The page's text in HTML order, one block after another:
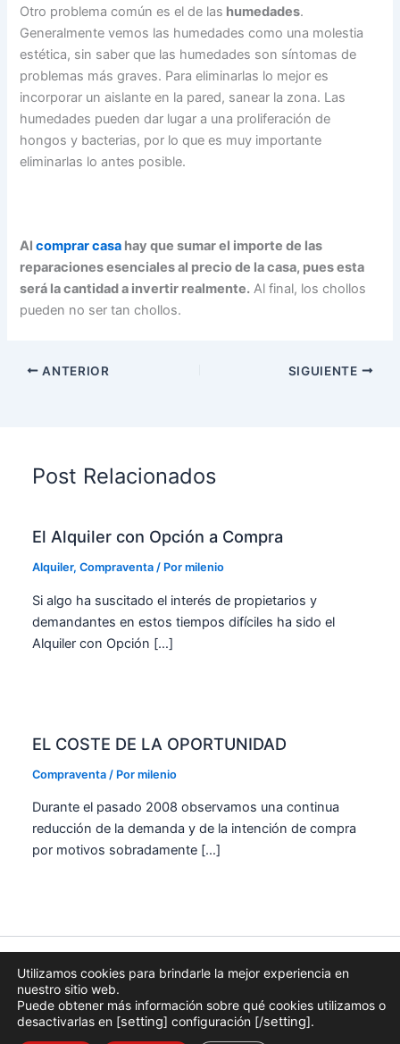
Otro problema común es el de las humedades.
Generalmente vemos las humedades como una molestia
estética, sin saber que las humedades son síntomas de
problemas más graves. Para eliminarlas lo mejor es
incorporar un aislante en la pared, sanear la zona. Las
humedades pueden dar lugar a una proliferación de
hongos y bacterias, por lo que es muy importante
eliminarlas lo antes posible.
Alcomprar casa hay que sumar el importe de las
reparaciones esenciales al precio de la casa, pues esta
será la cantidad a invertir realmente. Al final, los chollos
pueden no ser tan chollos.
ANTERIOR SIGUIENTE
Post Relacionados
El Alquiler con Opción a Compra
Alquiler,Compraventa / Pormilenio
Si algo ha suscitado el interés de propietarios y
demandantes en estos tiempos difíciles ha sido el
Alquiler con Opción […]
EL COSTE DE LA OPORTUNIDAD
Compraventa / Pormilenio
Durante el pasado 2008 observamos una continua
reducción de la demanda y de la intención de compra
por motivos sobradamente […]
AVISO LEGAL POLÍTICA DE PRIVACIDAD USO DE COOKIES
Copyright © 2026 |
Utilizamos cookies para brindarle la mejor experiencia en
nuestro sitio web.
Puede obtener más información sobre qué cookies utilizamos o
desactivarlas en [setting] configuración [/setting].